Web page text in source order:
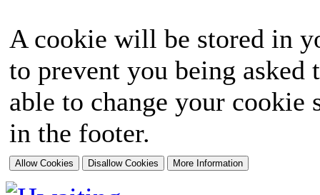
A cookie will be stored in
to prevent you being
able to change your
in the footer.